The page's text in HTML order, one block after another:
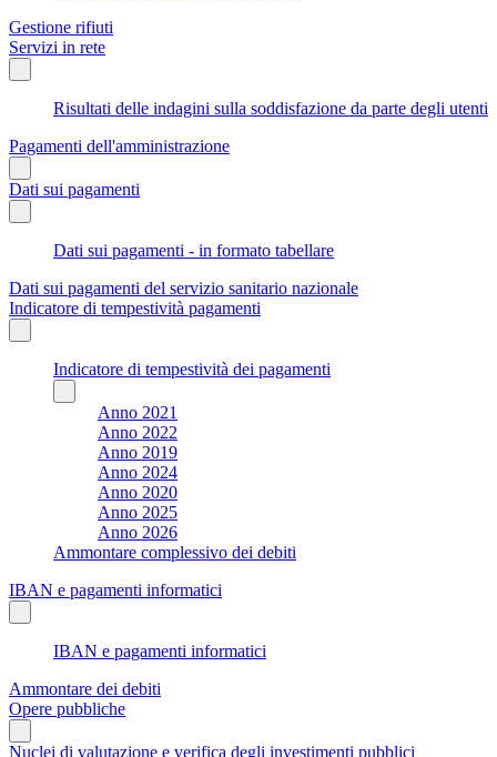
Gestione rifiuti
Servizi in rete
Risultati delle indagini sulla soddisfazione da parte degli utenti
Pagamenti dell'amministrazione
Dati sui pagamenti
Dati sui pagamenti - in formato tabellare
Dati sui pagamenti del servizio sanitario nazionale
Indicatore di tempestività pagamenti
Indicatore di tempestività dei pagamenti
Anno 2021
Anno 2022
Anno 2019
Anno 2024
Anno 2020
Anno 2025
Anno 2026
Ammontare complessivo dei debiti
IBAN e pagamenti informatici
IBAN e pagamenti informatici
Ammontare dei debiti
Opere pubbliche
Nuclei di valutazione e verifica degli investimenti pubblici